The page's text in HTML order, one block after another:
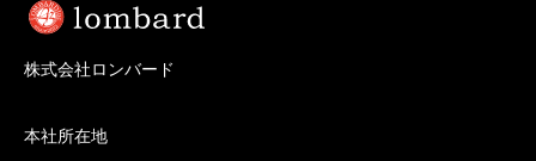
株式会社ロンバード
本社所在地